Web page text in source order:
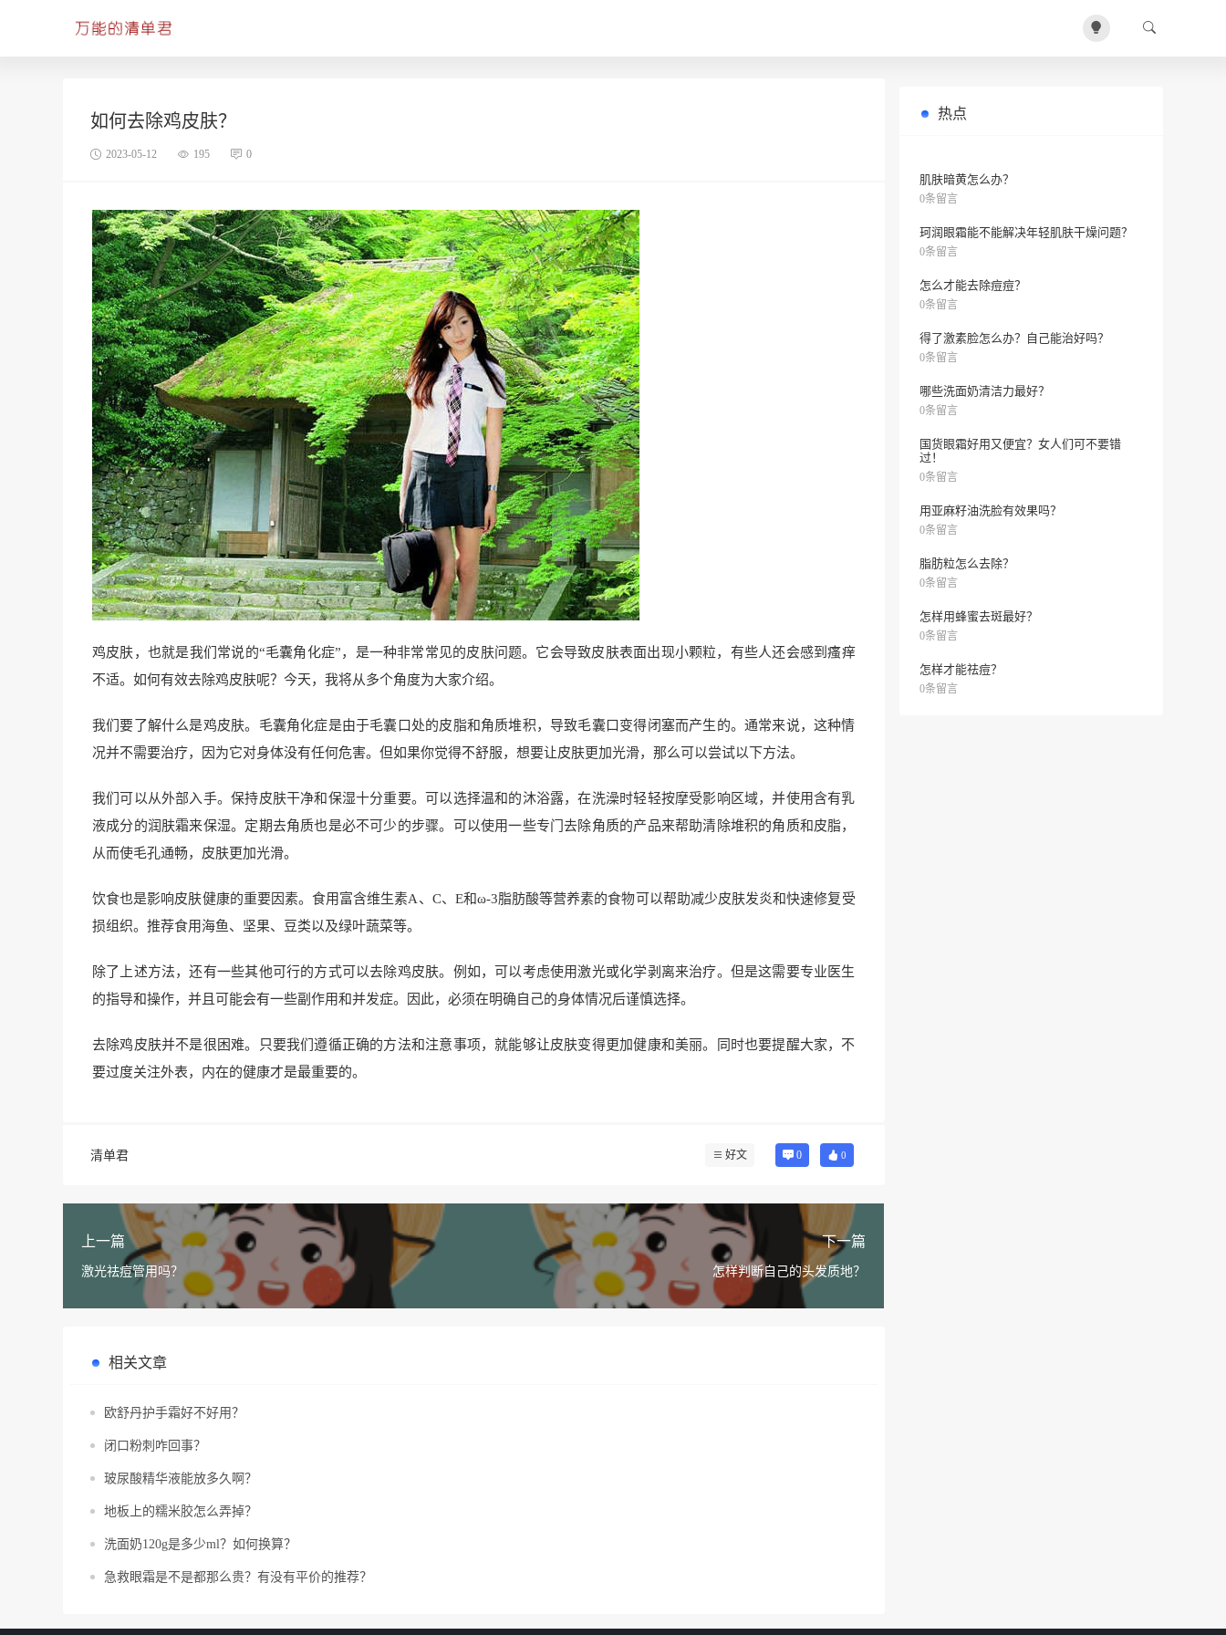
如何去除鸡皮肤？
2023-05-12 195 0
鸡皮肤，也就是我们常说的“毛囊角化症”，是一种非常常见的皮肤问题。它会导致皮肤表面出现小颗粒，有些人还会感到瘙痒
不适。如何有效去除鸡皮肤呢？今天，我将从多个角度为大家介绍。
我们要了解什么是鸡皮肤。毛囊角化症是由于毛囊口处的皮脂和角质堆积，导致毛囊口变得闭塞而产生的。通常来说，这种情
况并不需要治疗，因为它对身体没有任何危害。但如果你觉得不舒服，想要让皮肤更加光滑，那么可以尝试以下方法。
我们可以从外部入手。保持皮肤干净和保湿十分重要。可以选择温和的沐浴露，在洗澡时轻轻按摩受影响区域，并使用含有乳
液成分的润肤霜来保湿。定期去角质也是必不可少的步骤。可以使用一些专门去除角质的产品来帮助清除堆积的角质和皮脂，
从而使毛孔通畅，皮肤更加光滑。
饮食也是影响皮肤健康的重要因素。食用富含维生素A、C、E和ω-3脂肪酸等营养素的食物可以帮助减少皮肤发炎和快速修复受
损组织。推荐食用海鱼、坚果、豆类以及绿叶蔬菜等。
除了上述方法，还有一些其他可行的方式可以去除鸡皮肤。例如，可以考虑使用激光或化学剥离来治疗。但是这需要专业医生
的指导和操作，并且可能会有一些副作用和并发症。因此，必须在明确自己的身体情况后谨慎选择。
去除鸡皮肤并不是很困难。只要我们遵循正确的方法和注意事项，就能够让皮肤变得更加健康和美丽。同时也要提醒大家，不
要过度关注外表，内在的健康才是最重要的。
清单君 好文 0 0
上一篇
激光祛痘管用吗？
下一篇
怎样判断自己的头发质地？
相关文章
欧舒丹护手霜好不好用？
闭口粉刺咋回事？
玻尿酸精华液能放多久啊？
地板上的糯米胶怎么弄掉？
洗面奶120g是多少ml？如何换算？
急救眼霜是不是都那么贵？有没有平价的推荐？
热点
肌肤暗黄怎么办？
0条留言
珂润眼霜能不能解决年轻肌肤干燥问题？
0条留言
怎么才能去除痘痘？
0条留言
得了激素脸怎么办？自己能治好吗？
0条留言
哪些洗面奶清洁力最好？
0条留言
国货眼霜好用又便宜？女人们可不要错
过！
0条留言
用亚麻籽油洗脸有效果吗？
0条留言
脂肪粒怎么去除？
0条留言
怎样用蜂蜜去斑最好？
0条留言
怎样才能祛痘？
0条留言